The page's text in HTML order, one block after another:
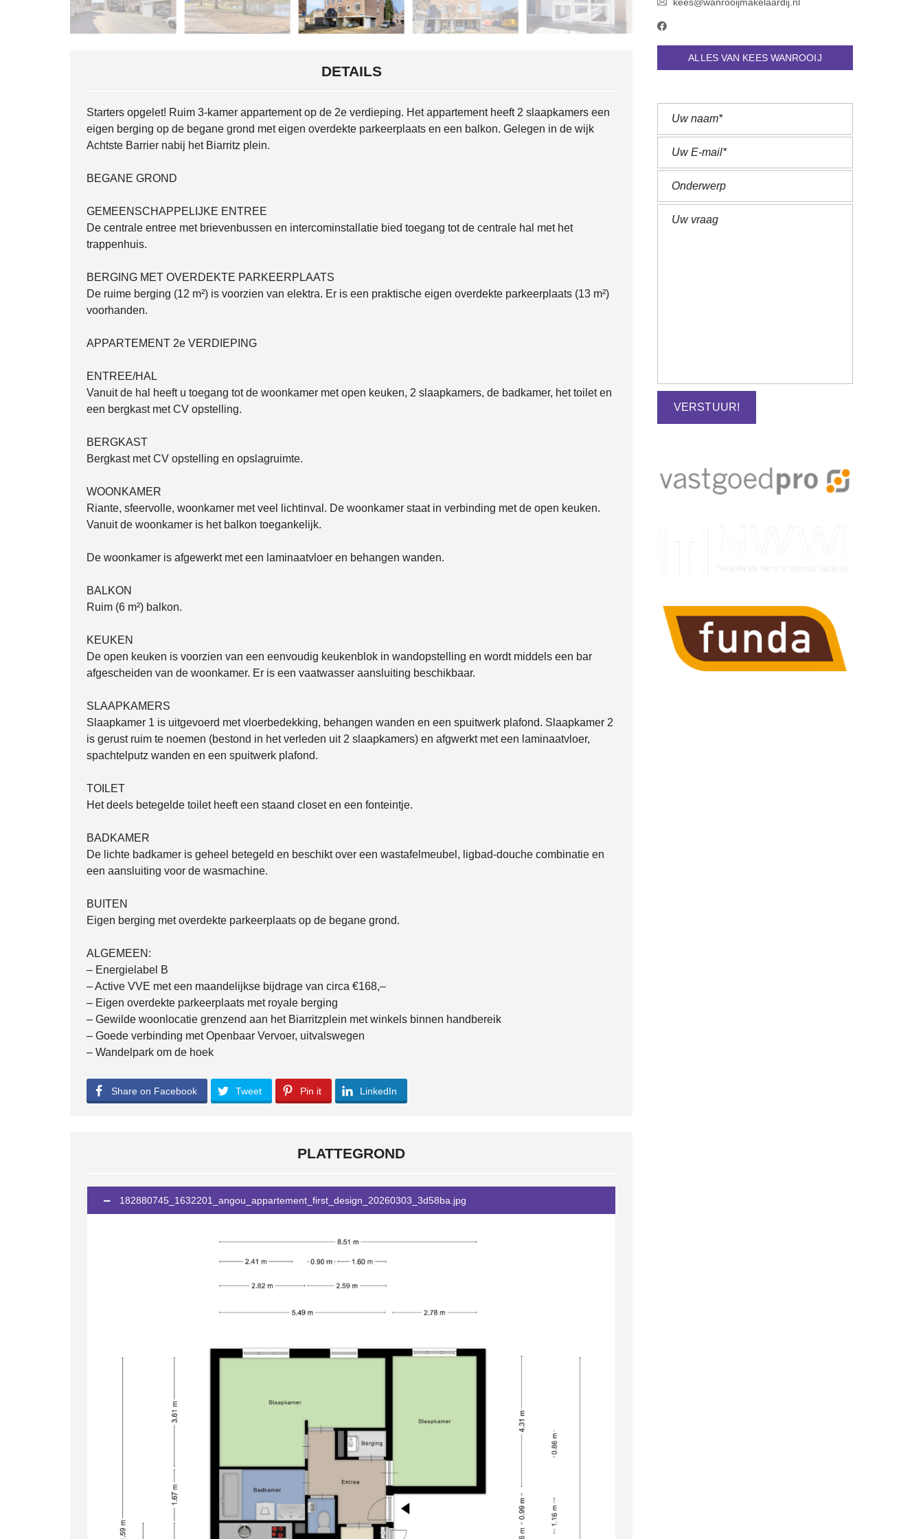
H
O
R
U
T
DETAILS
Starters opgelet! Ruim 3-kamer appartement op de 2e verdieping. Het appartement heeft 2 slaapkamers een
eigen berging op de begane grond met eigen overdekte parkeerplaats en een balkon. Gelegen in de wijk
Achtste Barrier nabij het Biarritz plein.
BEGANE GROND
GEMEENSCHAPPELIJKE ENTREE
De centrale entree met brievenbussen en intercominstallatie bied toegang tot de centrale hal met het
trappenhuis.
BERGING MET OVERDEKTE PARKEERPLAATS
De ruime berging (12 m²) is voorzien van elektra. Er is een praktische eigen overdekte parkeerplaats (13 m²)
voorhanden.
APPARTEMENT 2e VERDIEPING
ENTREE/HAL
Vanuit de hal heeft u toegang tot de woonkamer met open keuken, 2 slaapkamers, de badkamer, het toilet en
een bergkast met CV opstelling.
BERGKAST
Bergkast met CV opstelling en opslagruimte.
WOONKAMER
Riante, sfeervolle, woonkamer met veel lichtinval. De woonkamer staat in verbinding met de open keuken.
Vanuit de woonkamer is het balkon toegankelijk.
De woonkamer is afgewerkt met een laminaatvloer en behangen wanden.
BALKON
Ruim (6 m²) balkon.
KEUKEN
De open keuken is voorzien van een eenvoudig keukenblok in wandopstelling en wordt middels een bar
afgescheiden van de woonkamer. Er is een vaatwasser aansluiting beschikbaar.
SLAAPKAMERS
Slaapkamer 1 is uitgevoerd met vloerbedekking, behangen wanden en een spuitwerk plafond. Slaapkamer 2
is gerust ruim te noemen (bestond in het verleden uit 2 slaapkamers) en afgwerkt met een laminaatvloer,
spachtelputz wanden en een spuitwerk plafond.
TOILET
Het deels betegelde toilet heeft een staand closet en een fonteintje.
BADKAMER
De lichte badkamer is geheel betegeld en beschikt over een wastafelmeubel, ligbad-douche combinatie en
een aansluiting voor de wasmachine.
BUITEN
Eigen berging met overdekte parkeerplaats op de begane grond.
ALGEMEEN:
– Energielabel B
– Active VVE met een maandelijkse bijdrage van circa €168,–
– Eigen overdekte parkeerplaats met royale berging
– Gewilde woonlocatie grenzend aan het Biarritzplein met winkels binnen handbereik
– Goede verbinding met Openbaar Vervoer, uitvalswegen
– Wandelpark om de hoek
Share on Facebook Tweet Pin it LinkedIn
PLATTEGROND
182880745_1632201_angou_appartement_first_design_20260303_3d58ba.jpg
ALLES VAN KEES WANROOIJ